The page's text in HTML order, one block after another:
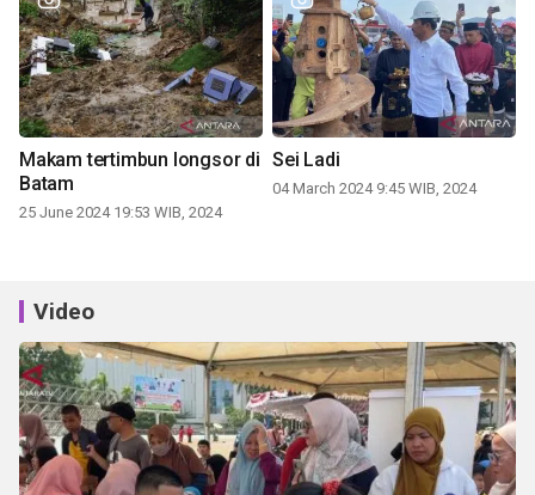
Makam tertimbun longsor di
Batam
25 June 2024 19:53 WIB, 2024
Sei Ladi
04 March 2024 9:45 WIB, 2024
Video